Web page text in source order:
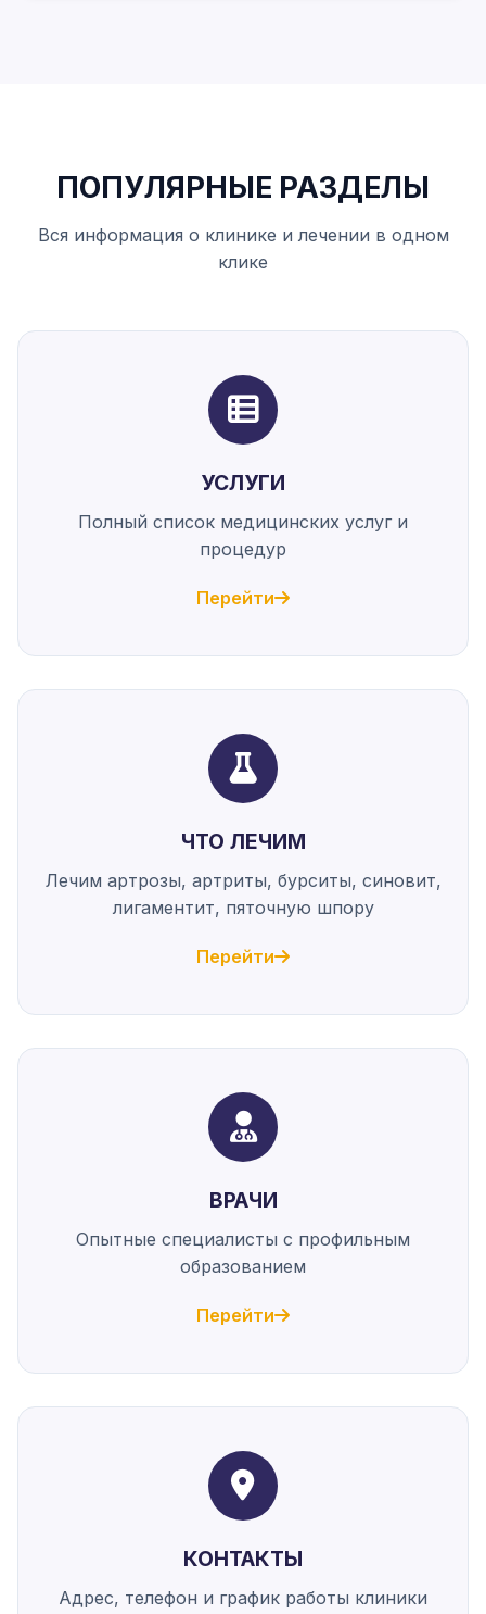
ПОПУЛЯРНЫЕ РАЗДЕЛЫ
Вся информация о клинике и лечении в одном
клике
УСЛУГИ
Полный список медицинских услуг и
процедур
Перейти
ЧТО ЛЕЧИМ
Лечим артрозы, артриты, бурситы, синовит,
лигаментит, пяточную шпору
Перейти
ВРАЧИ
Опытные специалисты с профильным
образованием
Перейти
КОНТАКТЫ
Адрес, телефон и график работы клиники